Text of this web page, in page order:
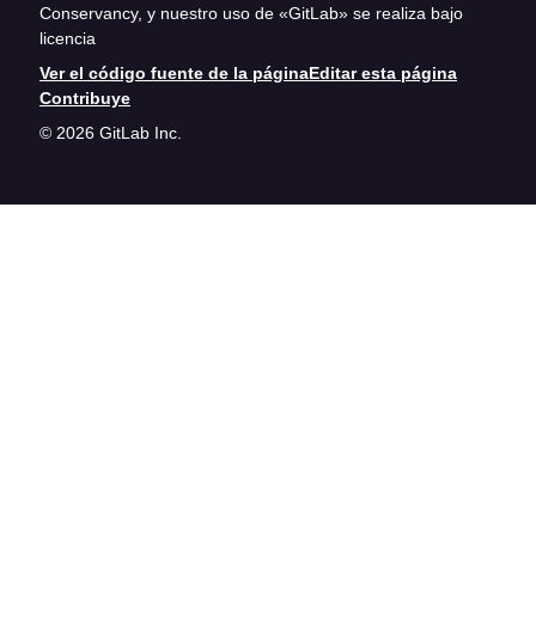
Conservancy, y nuestro uso de «GitLab» se realiza bajo
licencia
Ver el código fuente de la páginaEditar esta página
Contribuye
© 2026 GitLab Inc.